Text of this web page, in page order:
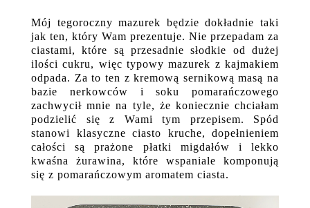
Mój tegoroczny mazurek będzie dokładnie taki
jak ten, który Wam prezentuje. Nie przepadam za
ciastami, które są przesadnie słodkie od dużej
ilości cukru, więc typowy mazurek z kajmakiem
odpada. Za to ten z kremową sernikową masą na
bazie nerkowców i soku pomarańczowego
zachwycił mnie na tyle, że koniecznie chciałam
podzielić się z Wami tym przepisem. Spód
stanowi klasyczne ciasto kruche, dopełnieniem
całości są prażone płatki migdałów i lekko
kwaśna żurawina, które wspaniale komponują
się z pomarańczowym aromatem ciasta.